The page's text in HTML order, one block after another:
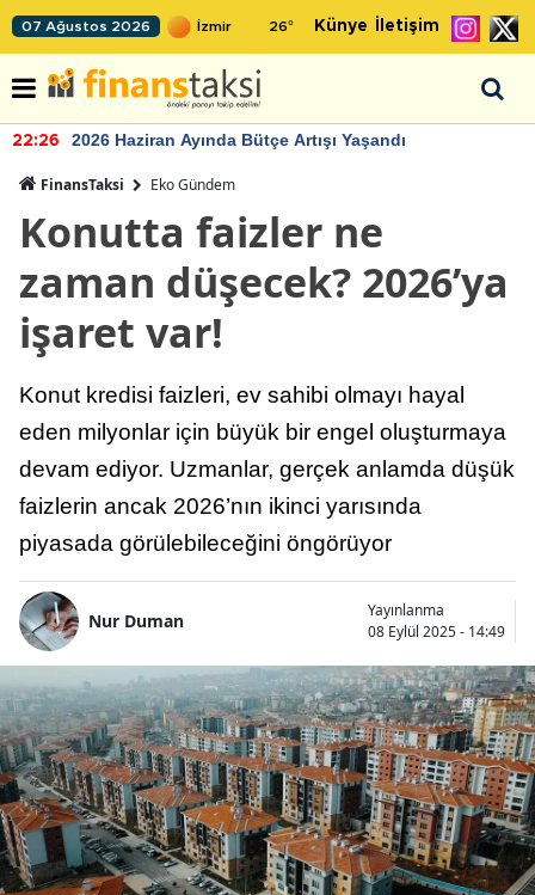
07 Ağustos 2026 26° Künye İletişim
22:26 2026 Haziran Ayında Bütçe Artışı Yaşandı
FinansTaksi Eko Gündem
Konutta faizler ne
zaman düşecek? 2026’ya
işaret var!
Konut kredisi faizleri, ev sahibi olmayı hayal
eden milyonlar için büyük bir engel oluşturmaya
devam ediyor. Uzmanlar, gerçek anlamda düşük
faizlerin ancak 2026’nın ikinci yarısında
piyasada görülebileceğini öngörüyor
Nur Duman
Yayınlanma
08 Eylül 2025 - 14:49